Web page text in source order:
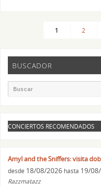
1 2
BUSCADOR
CONCIERTOS RECOMENDADOS
Amyl and the Sniffers: visita
desde 18/08/2026 hasta 19/
Razzmatazz